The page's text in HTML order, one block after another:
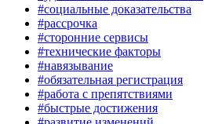
#социальные доказательства
#рассрочка
#сторонние сервисы
#технические факторы
#навязывание
#обязательная регистрация
#работа с препятствиями
#быстрые достижения